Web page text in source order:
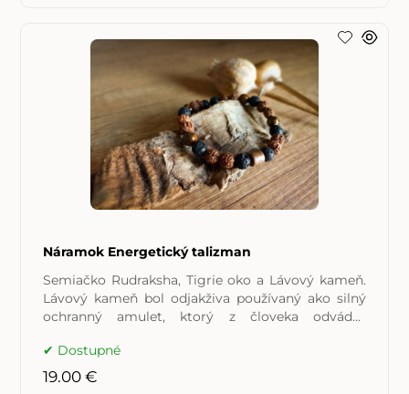
Náramok Energetický talizman
Semiačko Rudraksha, Tigrie oko a Lávový kameň.
Lávový kameň bol odjakživa používaný ako silný
ochranný amulet, ktorý z človeka odvádza
Dostupné
19.00 €